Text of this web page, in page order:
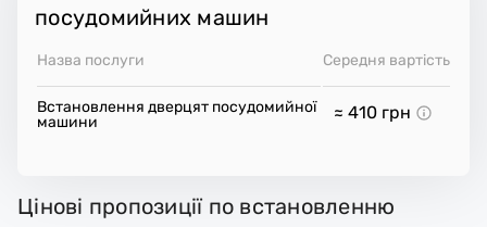
посудомийних машин
Назва послуги Середня вартість
Встановлення дверцят посудомийної
машини
≈ 410 грн
Цінові пропозиції по встановленню